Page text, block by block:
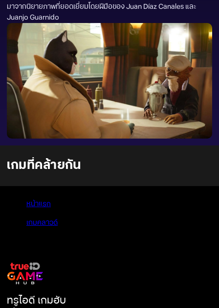
มาจากนิยายภาพที่ยอดเยี่ยมโดยฝีมือของ Juan Díaz Canales และ
Juanjo Guarnido
เกมที่คล้ายกัน
หน้าแรก
เกมคลาวด์
ทรูไอดี เกมฮับ